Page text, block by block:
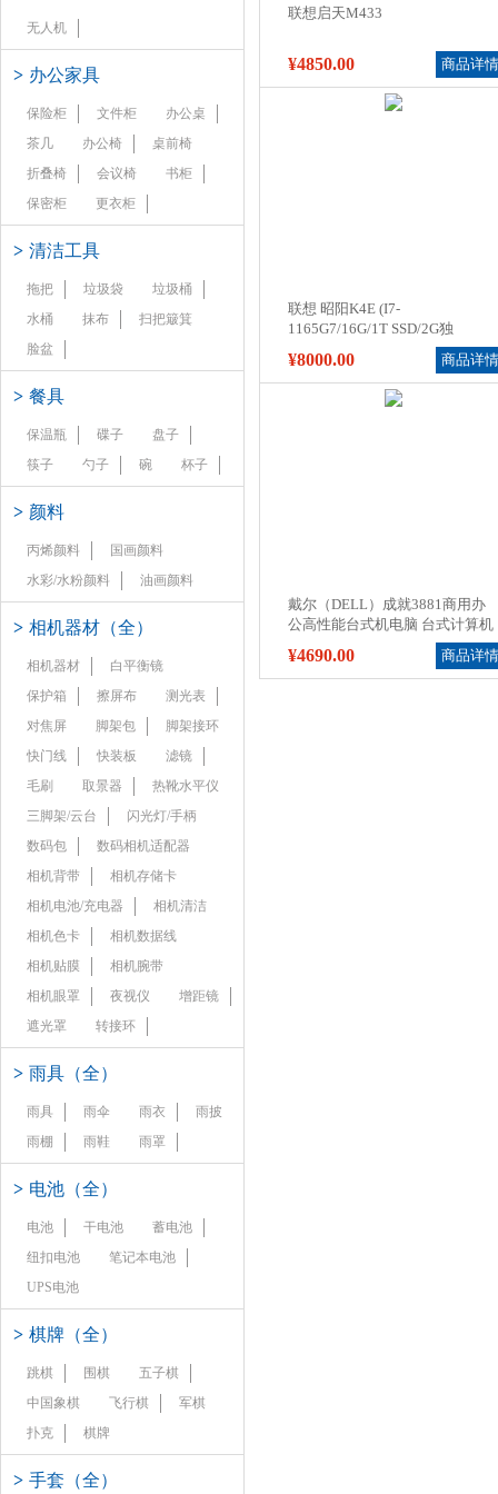
无人机
> 办公家具
保险柜 文件柜
办公桌
茶几
办公椅
桌前椅
折叠椅
会议椅
书柜
保密柜
更衣柜
> 清洁工具
拖把 垃圾袋
垃圾桶
水桶
抹布
扫把簸箕
脸盆
> 餐具
保温瓶 碟子
盘子
筷子
勺子 碗 杯子
> 颜料
丙烯颜料
国画颜料
水彩/水粉颜料
油画颜料
> 相机器材（全）
相机器材
白平衡镜
保护箱
擦屏布
测光表
对焦屏
脚架包
脚架接环
快门线
快装板
滤镜
毛刷
取景器
热靴水平仪
三脚架/云台
闪光灯/手柄
数码包
数码相机适配器
相机背带
相机存储卡
相机电池/充电器
相机清洁
相机色卡
相机数据线
相机贴膜
相机腕带
相机眼罩
夜视仪
增距镜
遮光罩
转接环
> 雨具（全）
雨具 雨伞 雨衣
雨披
雨棚
雨鞋 雨罩
> 电池（全）
电池 干电池
蓄电池
纽扣电池
笔记本电池
UPS电池
> 棋牌（全）
跳棋 围棋
五子棋
中国象棋
飞行棋
军棋
扑克
棋牌
> 手套（全）
联想启天M433
¥4850.00 商品详情
联想 昭阳K4E (I7-
1165G7/16G/1T SSD/2G独
¥8000.00 商品详情
戴尔（DELL）成就3881商用办
公高性能台式机电脑 台式计算机
¥4690.00 商品详情